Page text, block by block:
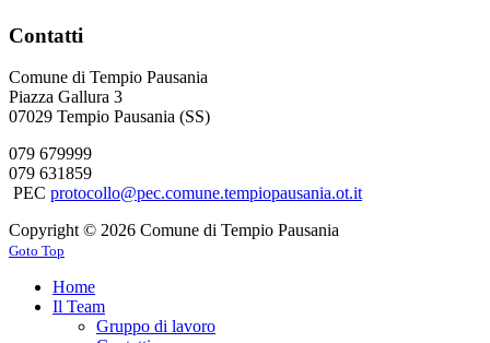
Contatti
Comune di Tempio Pausania
Piazza Gallura 3
07029 Tempio Pausania (SS)
079 679999
079 631859
PEC protocollo@pec.comune.tempiopausania.ot.it
Copyright © 2026 Comune di Tempio Pausania
Goto Top
Home
Il Team
Gruppo di lavoro